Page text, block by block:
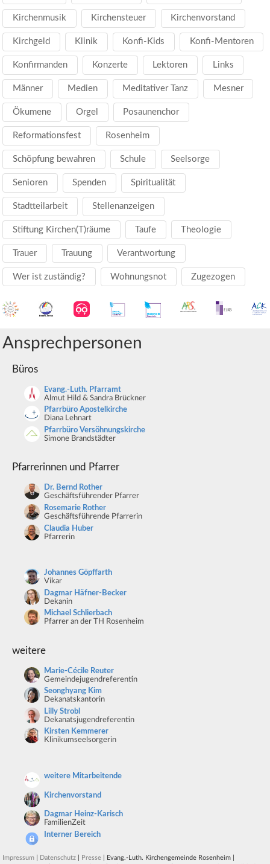
Kirchenmusik Kirchensteuer Kirchenvorstand
Kirchgeld Klinik Konfi-Kids Konfi-Mentoren
Konfirmanden Konzerte Lektoren Links
Männer Medien Meditativer Tanz Mesner
Ökumene Orgel Posaunenchor
Reformationsfest Rosenheim
Schöpfung bewahren Schule Seelsorge
Senioren Spenden Spiritualität
Stadtteilarbeit Stellenanzeigen
Stiftung Kirchen(T)räume Taufe Theologie
Trauer Trauung Verantwortung
Wer ist zuständig? Wohnungsnot Zugezogen
Ansprechpersonen
Büros
Evang.-Luth. Pfarramt
Almut Hild & Sandra Brückner
Pfarrbüro Apostelkirche
Diana Lehnart
Pfarrbüro Versöhnungskirche
Simone Brandstädter
Pfarrerinnen und Pfarrer
Dr. Bernd Rother
Geschäftsführender Pfarrer
Rosemarie Rother
Geschäftsführende Pfarrerin
Claudia Huber
Pfarrerin
Johannes Göpffarth
Vikar
Dagmar Häfner-Becker
Dekanin
Michael Schlierbach
Pfarrer an der TH Rosenheim
weitere
Marie-Cécile Reuter
Gemeindejugendreferentin
Seonghyang Kim
Dekanatskantorin
Lilly Strobl
Dekanatsjugendreferentin
Kirsten Kemmerer
Klinikumseelsorgerin
weitere Mitarbeitende
Kirchenvorstand
Dagmar Heinz-Karisch
FamilienZeit
Interner Bereich
Impressum Datenschutz Presse | Evang.-Luth. Kirchengemeinde Rosenheim |